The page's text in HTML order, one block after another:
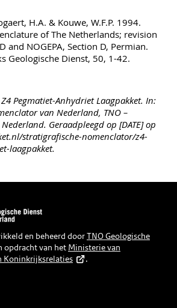
H.A. & Kouwe, W.F.P. 1994.
of The Netherlands; revision
and NOGEPA, Section D, Permian.
Geologische Dienst, 50, 1-42.
Z4 Pegmatiet-Anhydriet Laagpakket. In:
van Nederland, TNO –
Geraadpleegd op [DATE] op
stratigrafische-nomenclator/z4-
laagpakket.
en beheerd doorTNO Geologische
opdracht van het Ministerie van
Koninkrijksrelaties
.